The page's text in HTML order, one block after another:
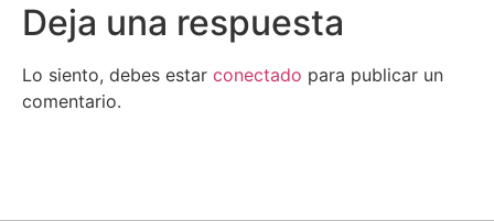
Deja una respuesta
Lo siento, debes estar conectado para publicar un
comentario.